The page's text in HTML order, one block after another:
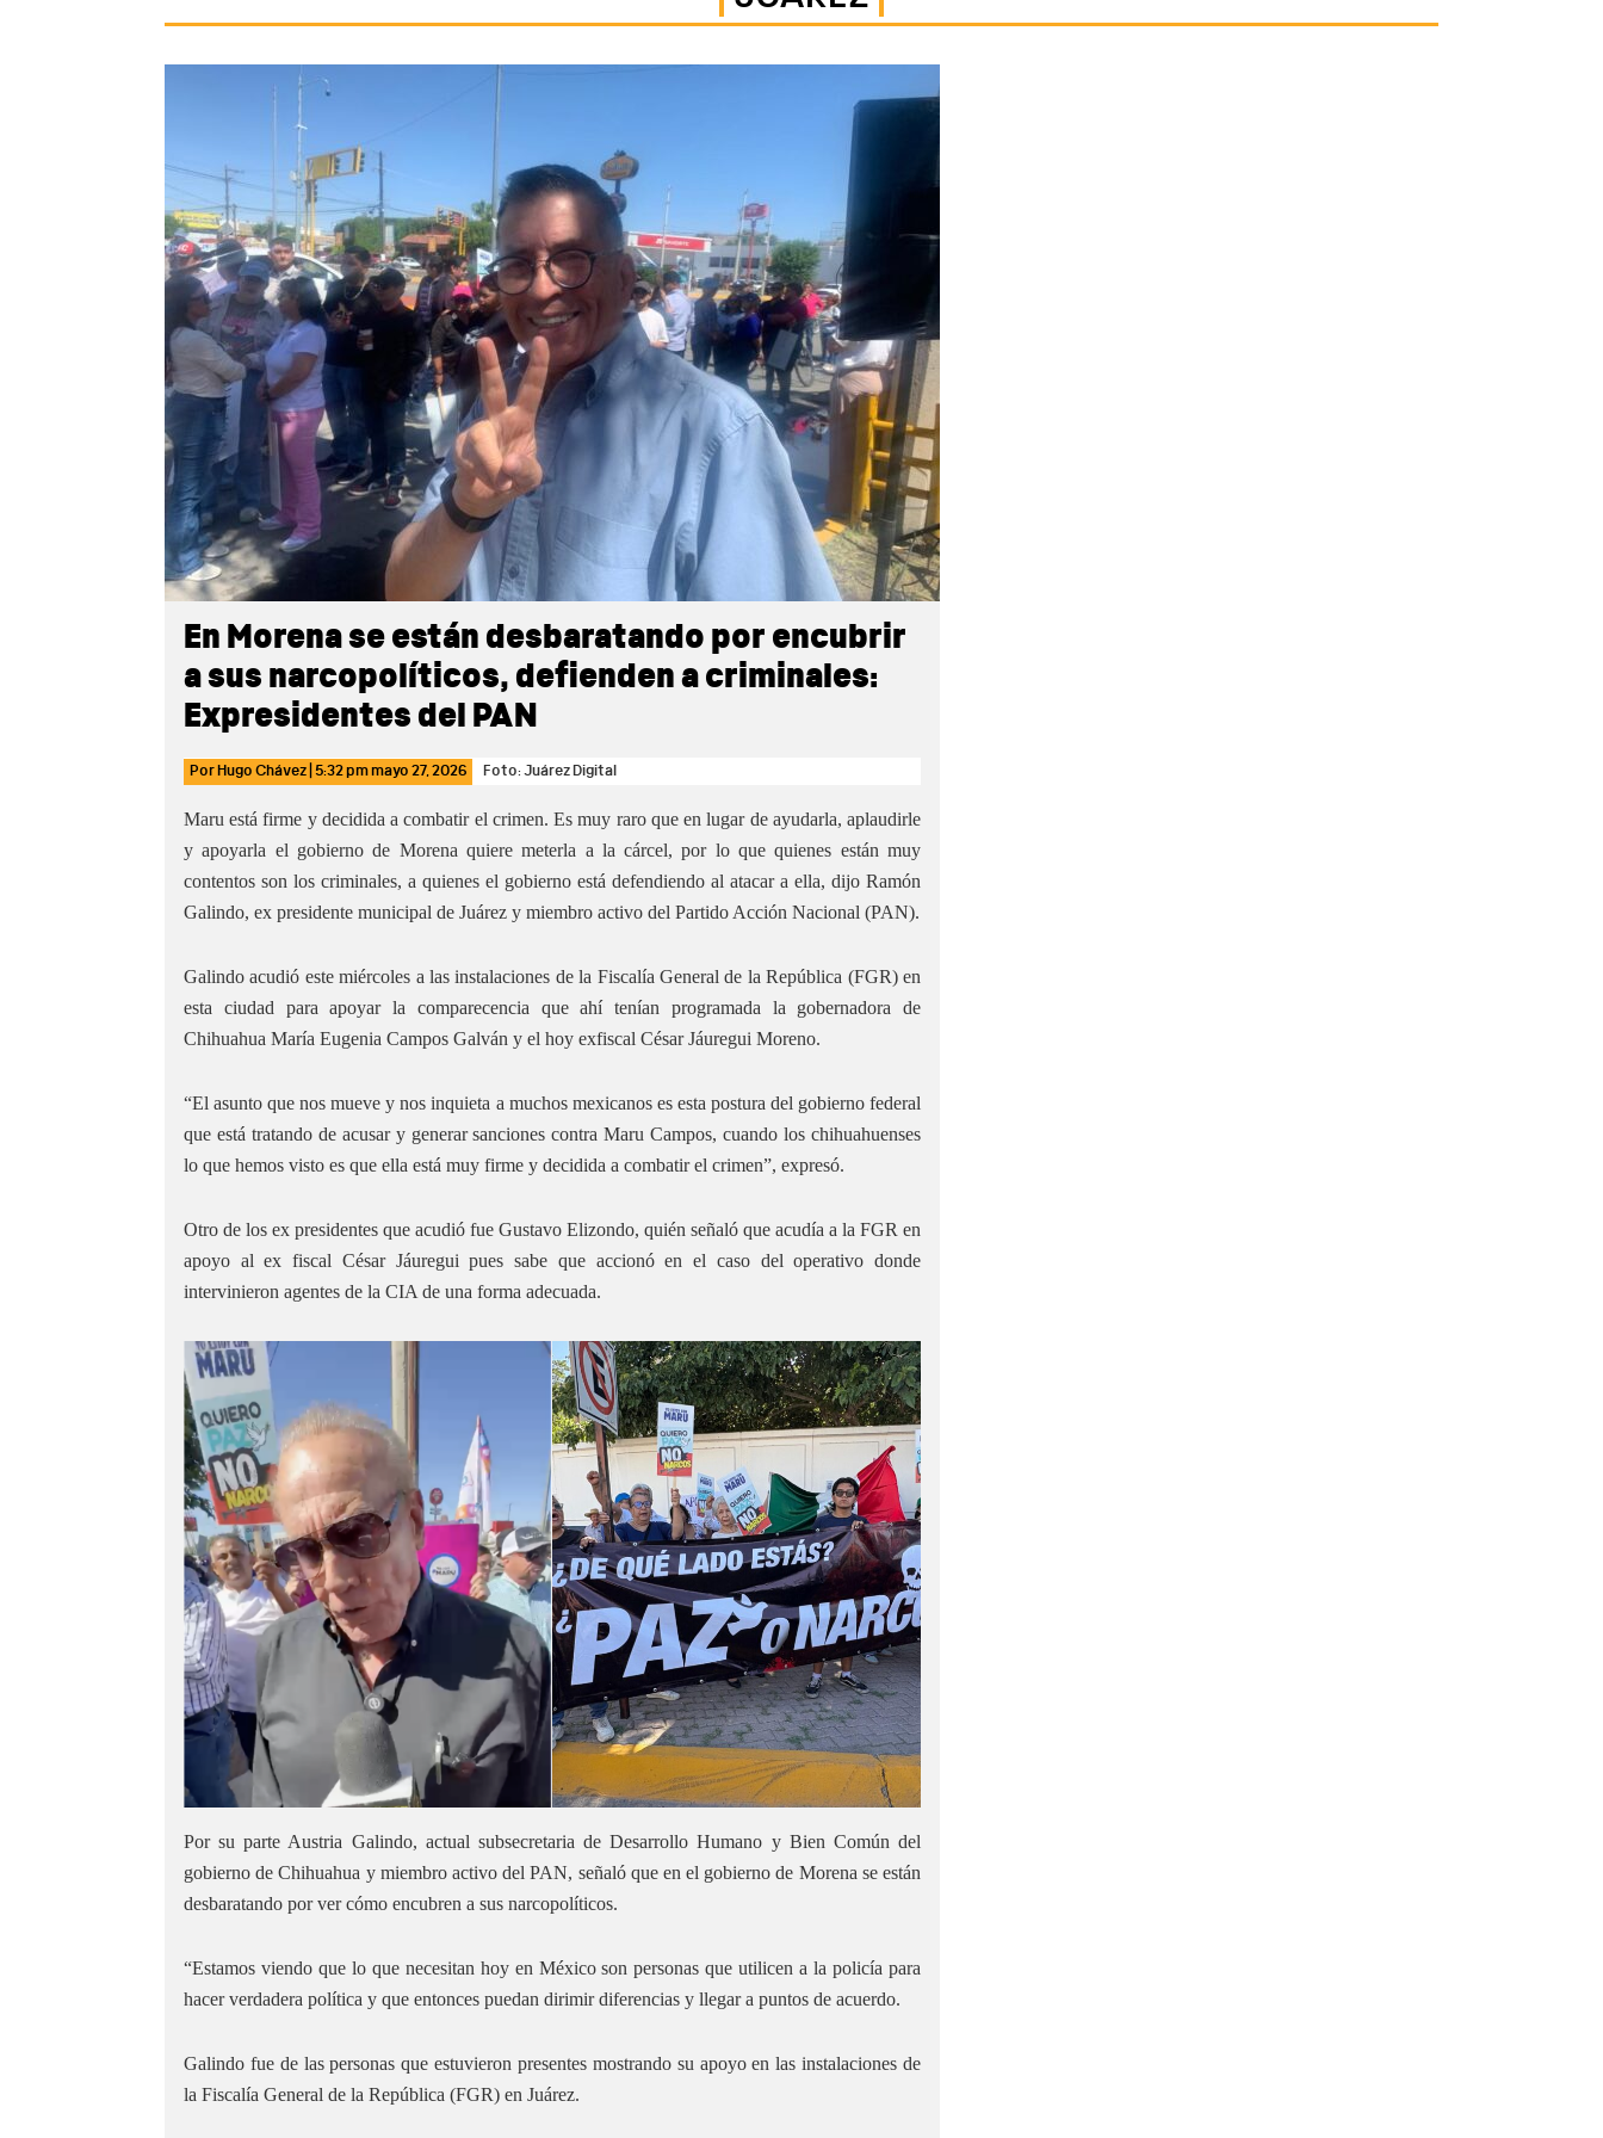
En Morena se están desbaratando por encubrir
a sus narcopolíticos, defienden a criminales:
Expresidentes del PAN
Por Hugo Chávez 5:32 pmmayo 27, 2026 Foto: Juárez Digital
Maru está firme y decidida a combatir el crimen. Es muy raro que en lugar de ayudarla, aplaudirle
y apoyarla el gobierno de Morena quiere meterla a la cárcel, por lo que quienes están muy
contentos son los criminales, a quienes el gobierno está defendiendo al atacar a ella, dijo Ramón
Galindo, ex presidente municipal de Juárez y miembro activo del Partido Acción Nacional (PAN).
Galindo acudió este miércoles a las instalaciones de la Fiscalía General de la República (FGR) en
esta ciudad para apoyar la comparecencia que ahí tenían programada la gobernadora de
Chihuahua María Eugenia Campos Galván y el hoy exfiscal César Jáuregui Moreno.
“El asunto que nos mueve y nos inquieta a muchos mexicanos es esta postura del gobierno federal
que está tratando de acusar y generar sanciones contra Maru Campos, cuando los chihuahuenses
lo que hemos visto es que ella está muy firme y decidida a combatir el crimen”, expresó.
Otro de los ex presidentes que acudió fue Gustavo Elizondo, quién señaló que acudía a la FGR en
apoyo al ex fiscal César Jáuregui pues sabe que accionó en el caso del operativo donde
intervinieron agentes de la CIA de una forma adecuada.
Por su parte Austria Galindo, actual subsecretaria de Desarrollo Humano y Bien Común del
gobierno de Chihuahua y miembro activo del PAN, señaló que en el gobierno de Morena se están
desbaratando por ver cómo encubren a sus narcopolíticos.
“Estamos viendo que lo que necesitan hoy en México son personas que utilicen a la policía para
hacer verdadera política y que entonces puedan dirimir diferencias y llegar a puntos de acuerdo.
Galindo fue de las personas que estuvieron presentes mostrando su apoyo en las instalaciones de
la Fiscalía General de la República (FGR) en Juárez.